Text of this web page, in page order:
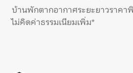
บ้านพักตากอากาศระยะยาวราคา
ไม่คิดค่าธรรมเนียมเพิ่ม*